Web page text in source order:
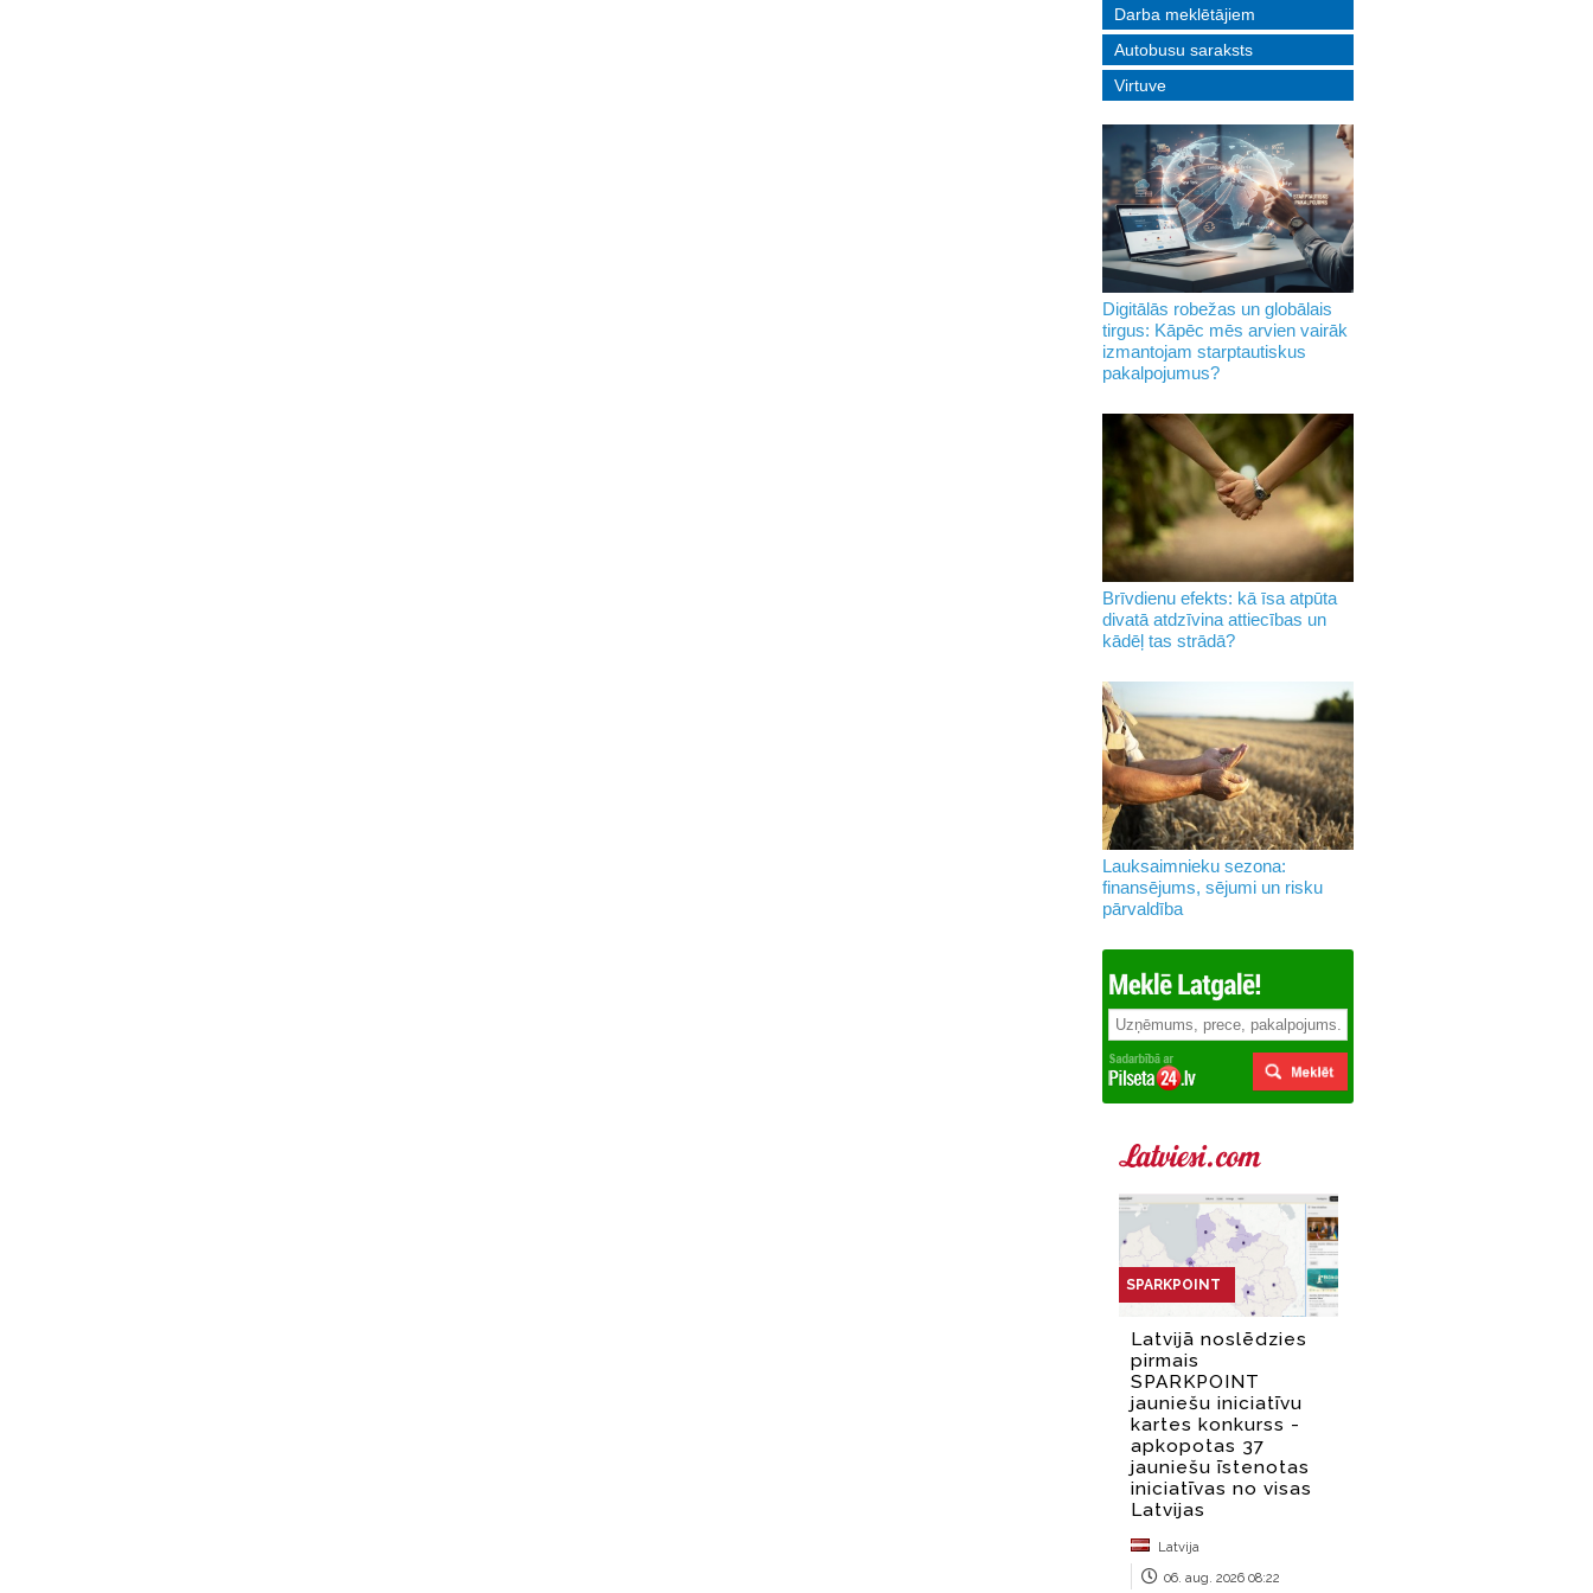
Darba meklētājiem
Autobusu saraksts
Virtuve
Digitālās robežas un globālais
tirgus: Kāpēc mēs arvien vairāk
izmantojam starptautiskus
pakalpojumus?
Brīvdienu efekts: kā īsa atpūta
divatā atdzīvina attiecības un
kādēļ tas strādā?
Lauksaimnieku sezona:
finansējums, sējumi un risku
pārvaldība